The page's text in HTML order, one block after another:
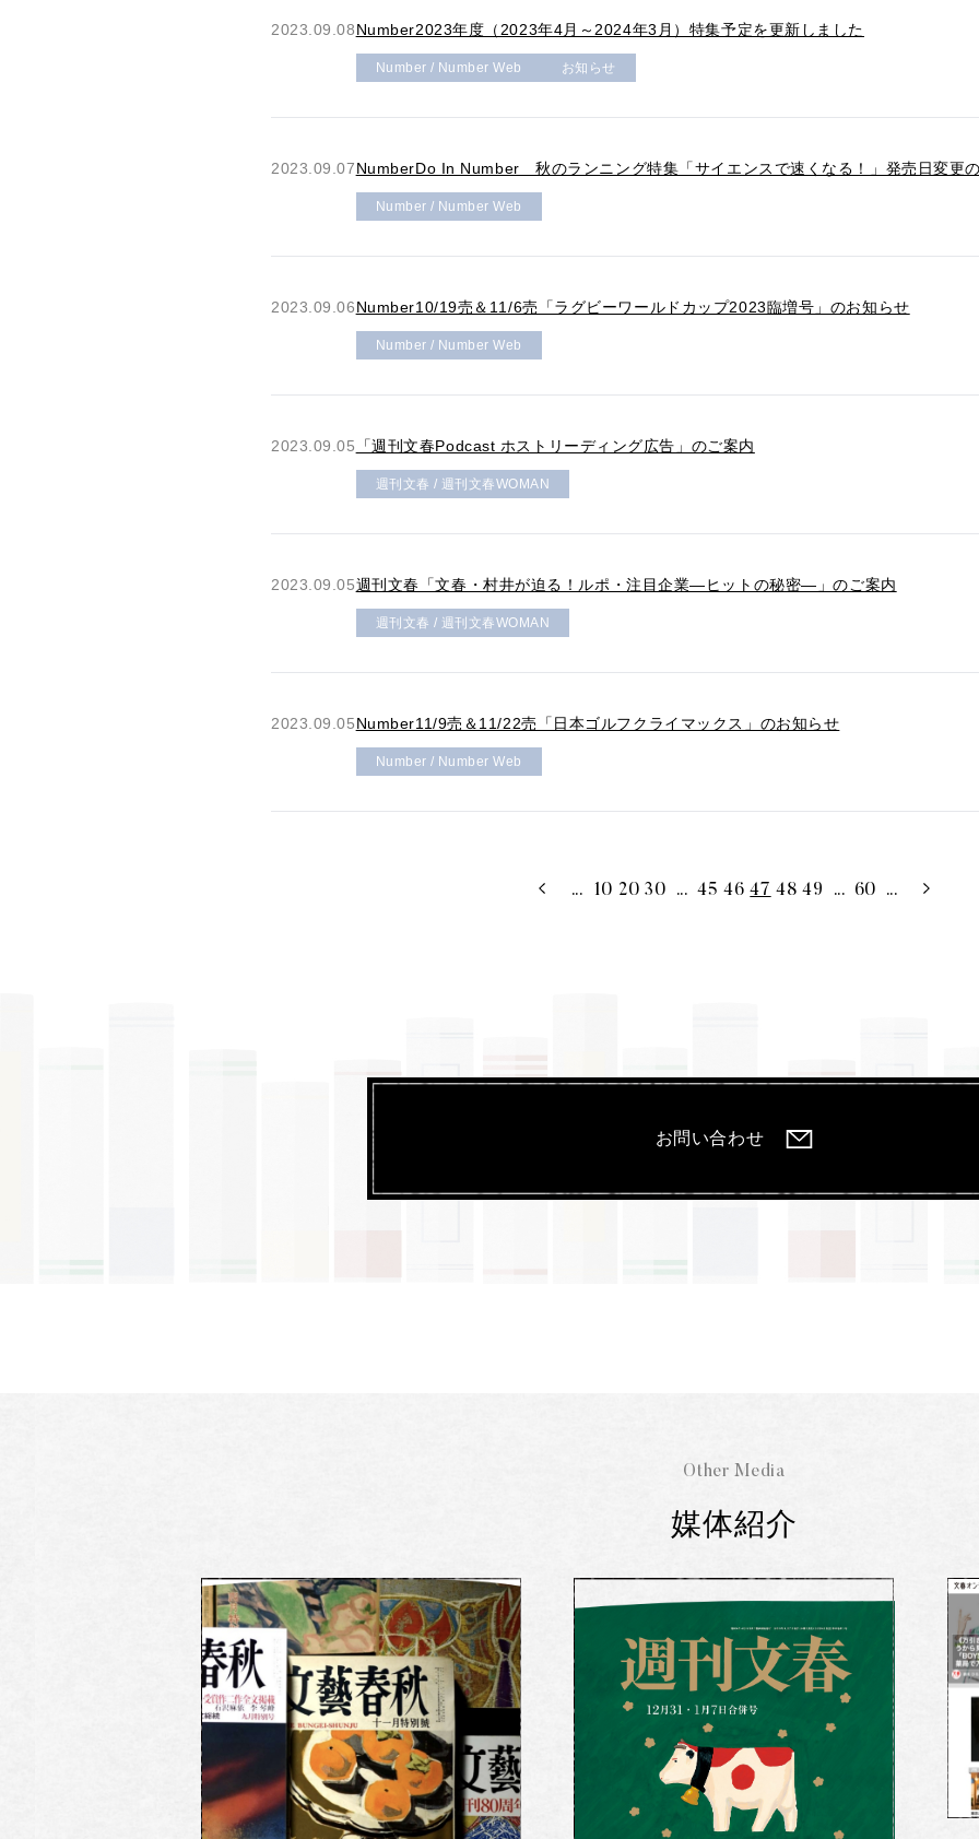
2023.09.08Number2023年度（2023年4月～2024年3月）特集予定を更新しました
Number / Number Web お知らせ
2023.09.07NumberDo In Number 秋のランニング特集「サイエンスで速くなる！」発売日変更
Number / Number Web
2023.09.06Number10/19売＆11/6売「ラグビーワールドカップ2023臨増号」のお知らせ
Number / Number Web
2023.09.05 「週刊文春Podcast ホストリーディング広告」のご案内
週刊文春 / 週刊文春WOMAN
2023.09.05週刊文春「文春・村井が迫る！ルポ・注目企業―ヒットの秘密―」のご案内
週刊文春 / 週刊文春WOMAN
2023.09.05Number11/9売＆11/22売「日本ゴルフクライマックス」のお知らせ
Number / Number Web
... 10 20 30 ... 45 46 47 48 49 ... 60 ...
お問い合わせ
Other Media
媒体紹介